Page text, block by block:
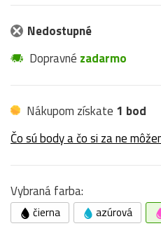
Nedostupné
Dopravné zadarmo
Nákupom získate 1 bod
Čo sú body a čo si za ne
Vybraná farba:
čierna azúrová